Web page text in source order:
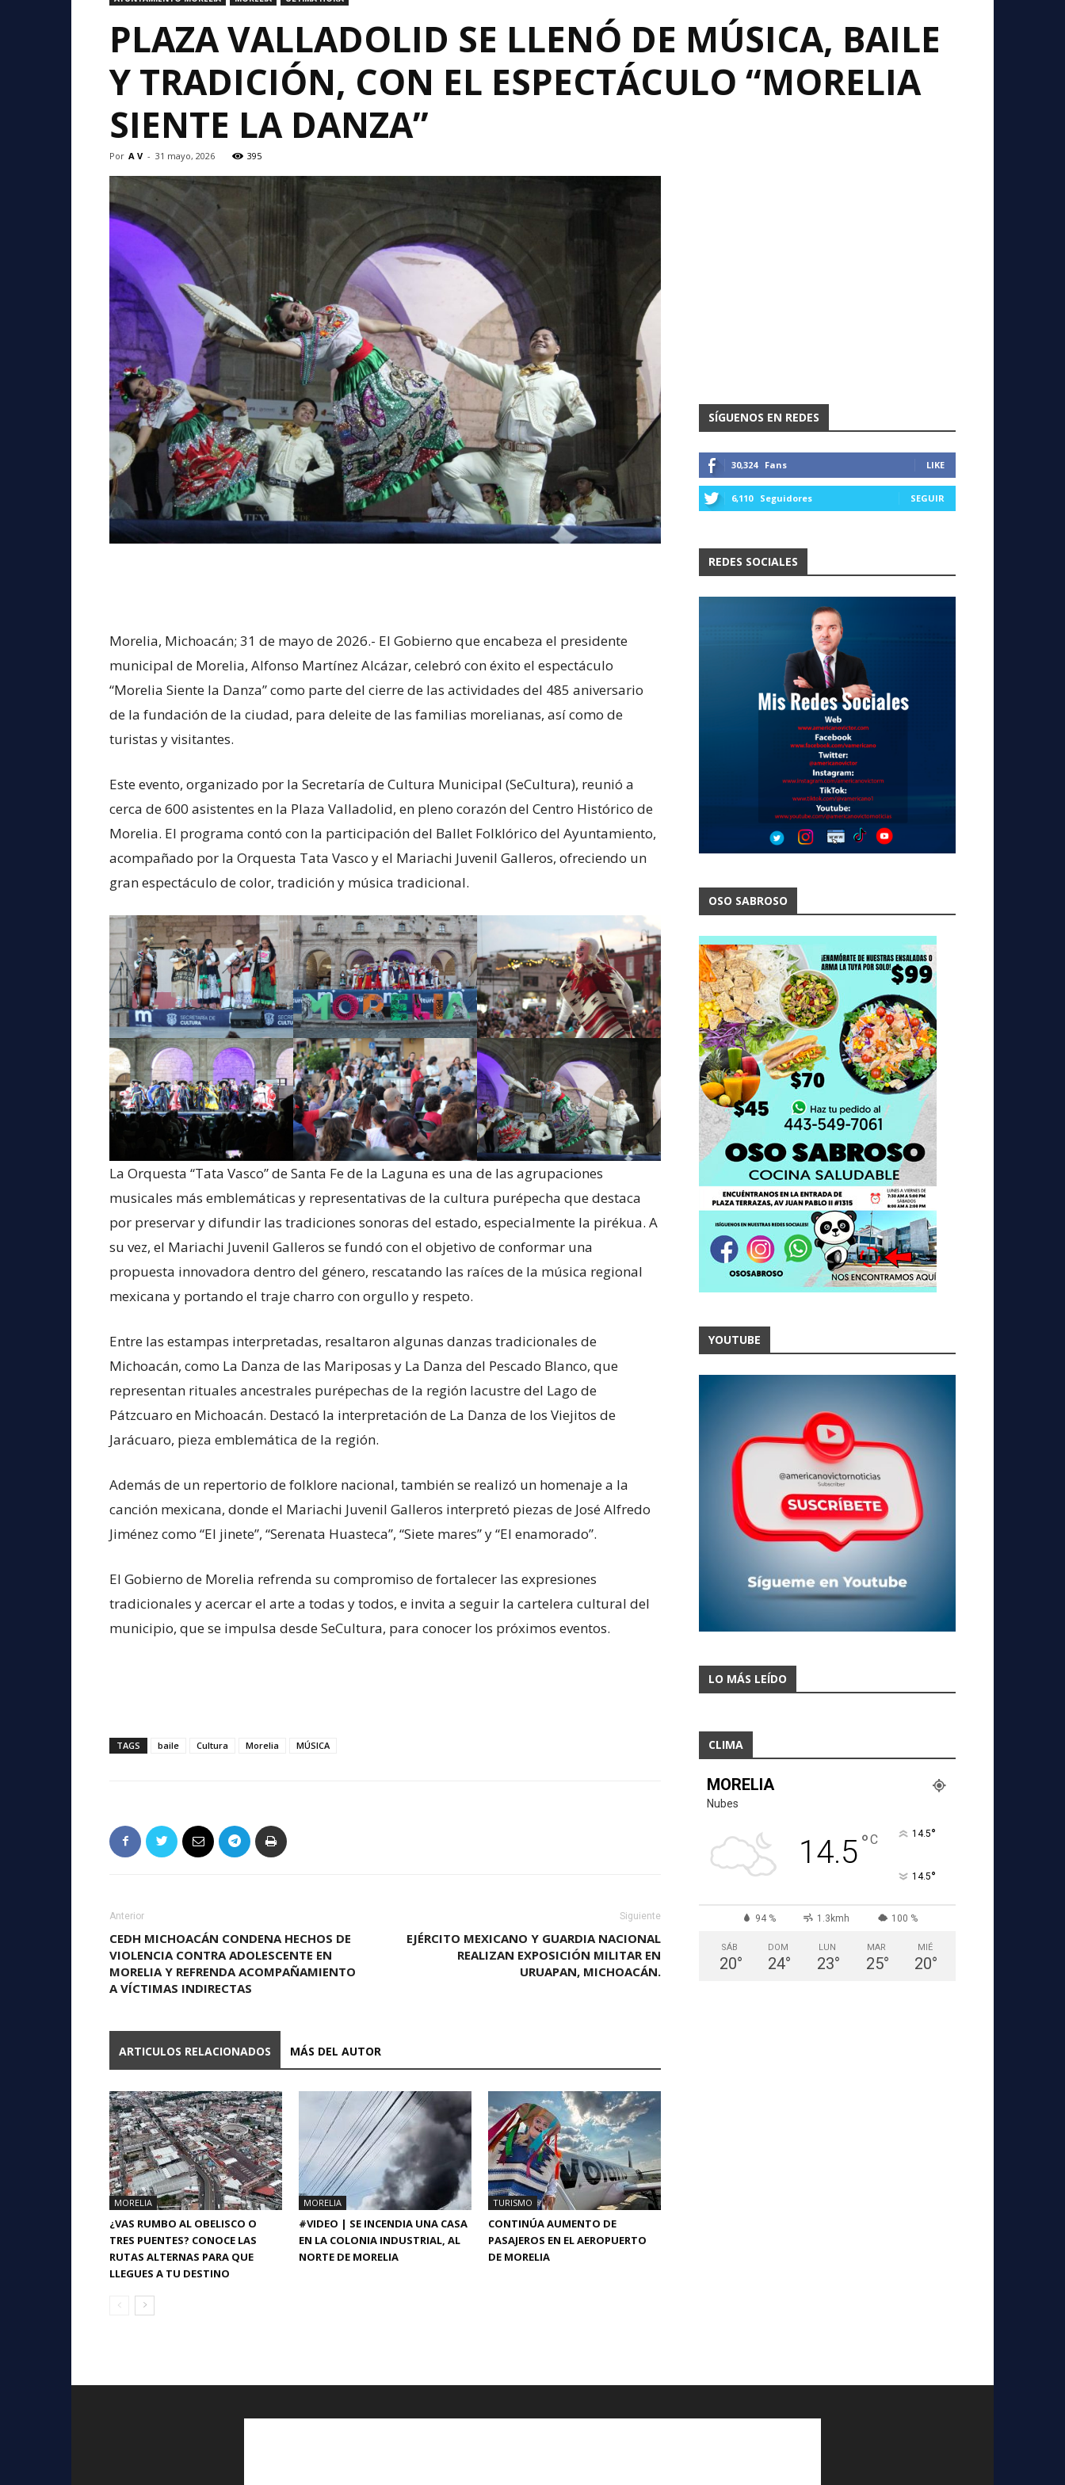
PLAZA VALLADOLID SE LLENÓ DE MÚSICA, BAILE
Y TRADICIÓN, CON EL ESPECTÁCULO “MORELIA
SIENTE LA DANZA”
Por A V - 31 mayo, 2026 395
Morelia, Michoacán; 31 de mayo de 2026.- El Gobierno que encabeza el presidente
municipal de Morelia, Alfonso Martínez Alcázar, celebró con éxito el espectáculo
“Morelia Siente la Danza” como parte del cierre de las actividades del 485 aniversario
de la fundación de la ciudad, para deleite de las familias morelianas, así como de
turistas y visitantes.
Este evento, organizado por la Secretaría de Cultura Municipal (SeCultura), reunió a
cerca de 600 asistentes en la Plaza Valladolid, en pleno corazón del Centro Histórico de
Morelia. El programa contó con la participación del Ballet Folklórico del Ayuntamiento,
acompañado por la Orquesta Tata Vasco y el Mariachi Juvenil Galleros, ofreciendo un
gran espectáculo de color, tradición y música tradicional.
La Orquesta “Tata Vasco” de Santa Fe de la Laguna es una de las agrupaciones
musicales más emblemáticas y representativas de la cultura purépecha que destaca
por preservar y difundir las tradiciones sonoras del estado, especialmente la pirékua. A
su vez, el Mariachi Juvenil Galleros se fundó con el objetivo de conformar una
propuesta innovadora dentro del género, rescatando las raíces de la música regional
mexicana y portando el traje charro con orgullo y respeto.
Entre las estampas interpretadas, resaltaron algunas danzas tradicionales de
Michoacán, como La Danza de las Mariposas y La Danza del Pescado Blanco, que
representan rituales ancestrales purépechas de la región lacustre del Lago de
Pátzcuaro en Michoacán. Destacó la interpretación de La Danza de los Viejitos de
Jarácuaro, pieza emblemática de la región.
Además de un repertorio de folklore nacional, también se realizó un homenaje a la
canción mexicana, donde el Mariachi Juvenil Galleros interpretó piezas de José Alfredo
Jiménez como “El jinete”, “Serenata Huasteca”, “Siete mares” y “El enamorado”.
El Gobierno de Morelia refrenda su compromiso de fortalecer las expresiones
tradicionales y acercar el arte a todas y todos, e invita a seguir la cartelera cultural del
municipio, que se impulsa desde SeCultura, para conocer los próximos eventos.
TAGS baile Cultura Morelia MÚSICA
Anterior
CEDH MICHOACÁN CONDENA HECHOS DE
VIOLENCIA CONTRA ADOLESCENTE EN
MORELIA Y REFRENDA ACOMPAÑAMIENTO
A VÍCTIMAS INDIRECTAS
Siguiente
EJÉRCITO MEXICANO Y GUARDIA NACIONAL
REALIZAN EXPOSICIÓN MILITAR EN
URUAPAN, MICHOACÁN.
ARTICULOS RELACIONADOS MÁS DEL AUTOR
MORELIA
¿VAS RUMBO AL OBELISCO O
TRES PUENTES? CONOCE LAS
RUTAS ALTERNAS PARA QUE
LLEGUES A TU DESTINO
MORELIA
#VIDEO | SE INCENDIA UNA CASA
EN LA COLONIA INDUSTRIAL, AL
NORTE DE MORELIA
TURISMO
CONTINÚA AUMENTO DE
PASAJEROS EN EL AEROPUERTO
DE MORELIA
SÍGUENOS EN REDES
30,324 Fans LIKE
6,110 Seguidores SEGUIR
REDES SOCIALES
OSO SABROSO
YOUTUBE
LO MÁS LEÍDO
CLIMA
MORELIA
Nubes
14.5°C 14.5°
14.5°
94 % 1.3kmh 100 %
SÁB
20°
DOM
24°
LUN
23°
MAR
25°
MIÉ
20°